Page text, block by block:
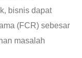
bisnis dapat
(FCR) sebesar
masalah